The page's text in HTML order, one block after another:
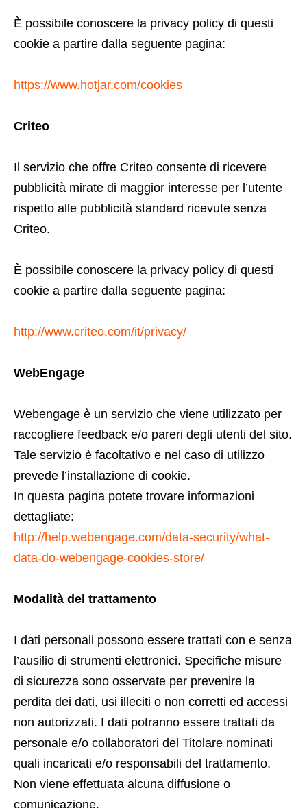
È possibile conoscere la privacy policy di questi
cookie a partire dalla seguente pagina:
https://www.hotjar.com/cookies
Criteo
Il servizio che offre Criteo consente di ricevere
pubblicità mirate di maggior interesse per l’utente
rispetto alle pubblicità standard ricevute senza
Criteo.
È possibile conoscere la privacy policy di questi
cookie a partire dalla seguente pagina:
http://www.criteo.com/it/privacy/
WebEngage
Webengage è un servizio che viene utilizzato per
raccogliere feedback e/o pareri degli utenti del sito.
Tale servizio è facoltativo e nel caso di utilizzo
prevede l’installazione di cookie.
In questa pagina potete trovare informazioni
dettagliate:
http://help.webengage.com/data-security/what-
data-do-webengage-cookies-store/
Modalità del trattamento
I dati personali possono essere trattati con e senza
l’ausilio di strumenti elettronici. Specifiche misure
di sicurezza sono osservate per prevenire la
perdita dei dati, usi illeciti o non corretti ed accessi
non autorizzati. I dati potranno essere trattati da
personale e/o collaboratori del Titolare nominati
quali incaricati e/o responsabili del trattamento.
Non viene effettuata alcuna diffusione o
comunicazione.